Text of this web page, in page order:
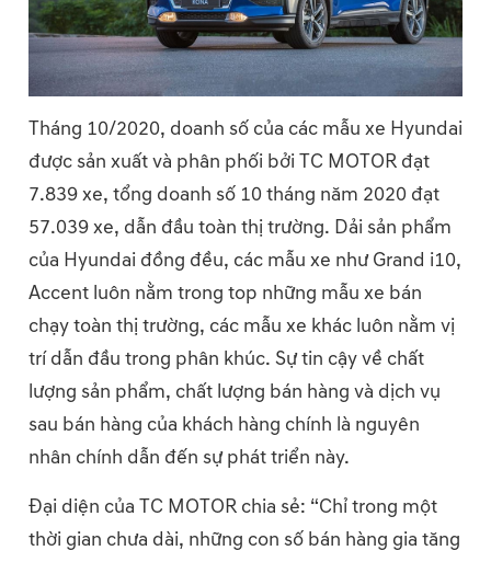
Tháng 10/2020, doanh số của các mẫu xe Hyundai
được sản xuất và phân phối bởi TC MOTOR đạt
7.839 xe, tổng doanh số 10 tháng năm 2020 đạt
57.039 xe, dẫn đầu toàn thị trường. Dải sản phẩm
của Hyundai đồng đều, các mẫu xe như Grand i10,
Accent luôn nằm trong top những mẫu xe bán
chạy toàn thị trường, các mẫu xe khác luôn nằm vị
trí dẫn đầu trong phân khúc. Sự tin cậy về chất
lượng sản phẩm, chất lượng bán hàng và dịch vụ
sau bán hàng của khách hàng chính là nguyên
nhân chính dẫn đến sự phát triển này.
Đại diện của TC MOTOR chia sẻ: “Chỉ trong một
thời gian chưa dài, những con số bán hàng gia tăng